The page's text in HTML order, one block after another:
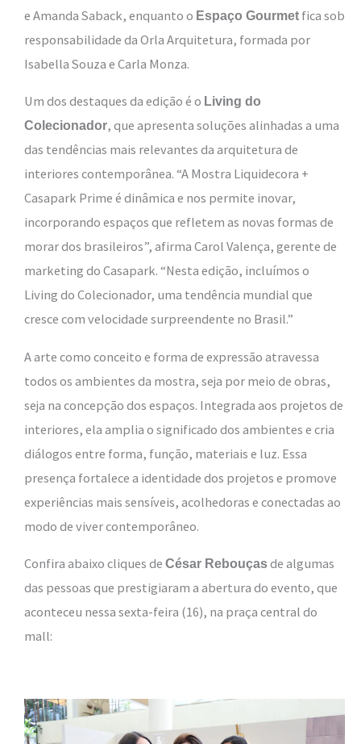
e Amanda Saback, enquanto o Espaço Gourmet fica sob
responsabilidade da Orla Arquitetura, formada por
Isabella Souza e Carla Monza.
Um dos destaques da edição é o Living do
Colecionador, que apresenta soluções alinhadas a uma
das tendências mais relevantes da arquitetura de
interiores contemporânea. “A Mostra Liquidecora +
Casapark Prime é dinâmica e nos permite inovar,
incorporando espaços que refletem as novas formas de
morar dos brasileiros”, afirma Carol Valença, gerente de
marketing do Casapark. “Nesta edição, incluímos o
Living do Colecionador, uma tendência mundial que
cresce com velocidade surpreendente no Brasil.”
A arte como conceito e forma de expressão atravessa
todos os ambientes da mostra, seja por meio de obras,
seja na concepção dos espaços. Integrada aos projetos de
interiores, ela amplia o significado dos ambientes e cria
diálogos entre forma, função, materiais e luz. Essa
presença fortalece a identidade dos projetos e promove
experiências mais sensíveis, acolhedoras e conectadas ao
modo de viver contemporâneo.
Confira abaixo cliques de César Rebouçasde algumas
das pessoas que prestigiaram a abertura do evento, que
aconteceu nessa sexta-feira (16), na praça central do
mall: